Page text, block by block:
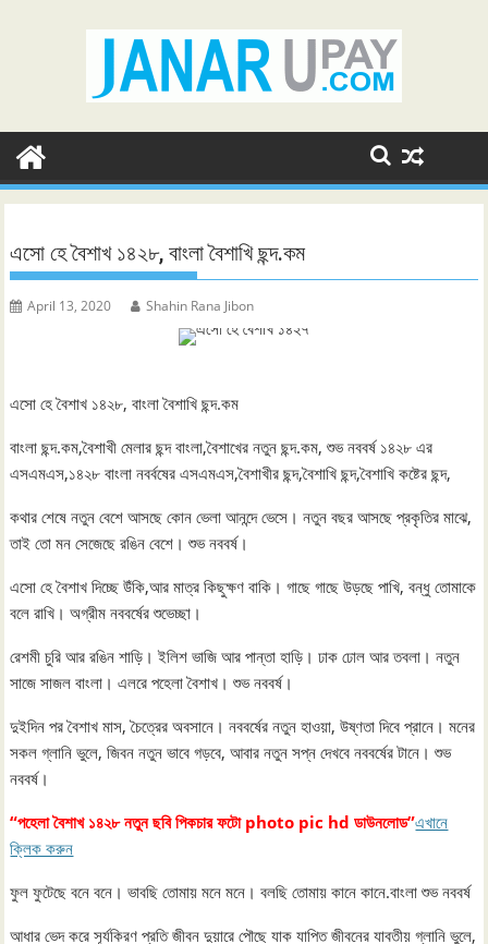
এসো হে বৈশাখ ১৪২৮, বাংলা বৈশাখি ছন্দ.কম
April 13, 2020 Shahin Rana Jibon
এসো হে বৈশাখ ১৪২৮, বাংলা বৈশাখি ছন্দ.কম
বাংলা ছন্দ.কম,বৈশাখী মেলার ছন্দ বাংলা,বৈশাখের নতুন ছন্দ.কম, শুভ নববর্ষ ১৪২৮ এর
এসএমএস,১৪২৮ বাংলা নবর্বষের এসএমএস,বৈশাখীর ছন্দ,বৈশাখি ছন্দ,বৈশাখি কষ্টের ছন্দ,
কথার শেষে নতুন বেশে আসছে কোন ভেলা আনন্দে ভেসে। নতুন বছর আসছে প্রকৃতির মাঝে,
তাই তো মন সেজেছে রঙিন বেশে। শুভ নববর্ষ।
এসো হে বৈশাখ দিচ্ছে উঁকি,আর মাত্র কিছুক্ষণ বাকি। গাছে গাছে উড়ছে পাখি, বন্ধু তোমাকে
বলে রাখি। অগ্রীম নববর্ষের শুভেচ্ছা।
রেশমী চুরি আর রঙিন শাড়ি। ইলিশ ভাজি আর পান্তা হাড়ি। ঢাক ঢোল আর তবলা। নতুন
সাজে সাজল বাংলা। এলরে পহেলা বৈশাখ। শুভ নববর্ষ।
দুইদিন পর বৈশাখ মাস, চৈত্রের অবসানে। নববর্ষের নতুন হাওয়া, উষ্ণতা দিবে প্রানে। মনের
সকল গ্লানি ভুলে, জিবন নতুন ভাবে গড়বে, আবার নতুন সপ্ন দেখবে নববর্ষের টানে। শুভ
নববর্ষ।
“পহেলা বৈশাখ ১৪২৮ নতুন ছবি পিকচার ফটো photo pic hd ডাউনলোড”এখানে
ক্লিক করুন
ফুল ফুটেছে বনে বনে। ভাবছি তোমায় মনে মনে। বলছি তোমায় কানে কানে.বাংলা শুভ নববর্ষ
আধার ভেদ করে সূর্যকিরণ প্রতি জীবন দুয়ারে পৌছে যাক যাপিত জীবনের যাবতীয় গ্লানি ভুলে,